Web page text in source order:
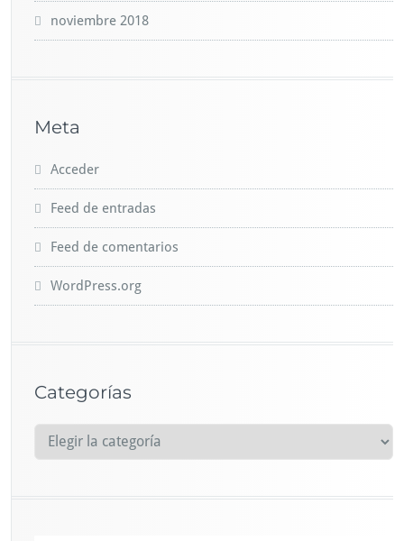
noviembre 2018
Meta
Acceder
Feed de entradas
Feed de comentarios
WordPress.org
Categorías
a